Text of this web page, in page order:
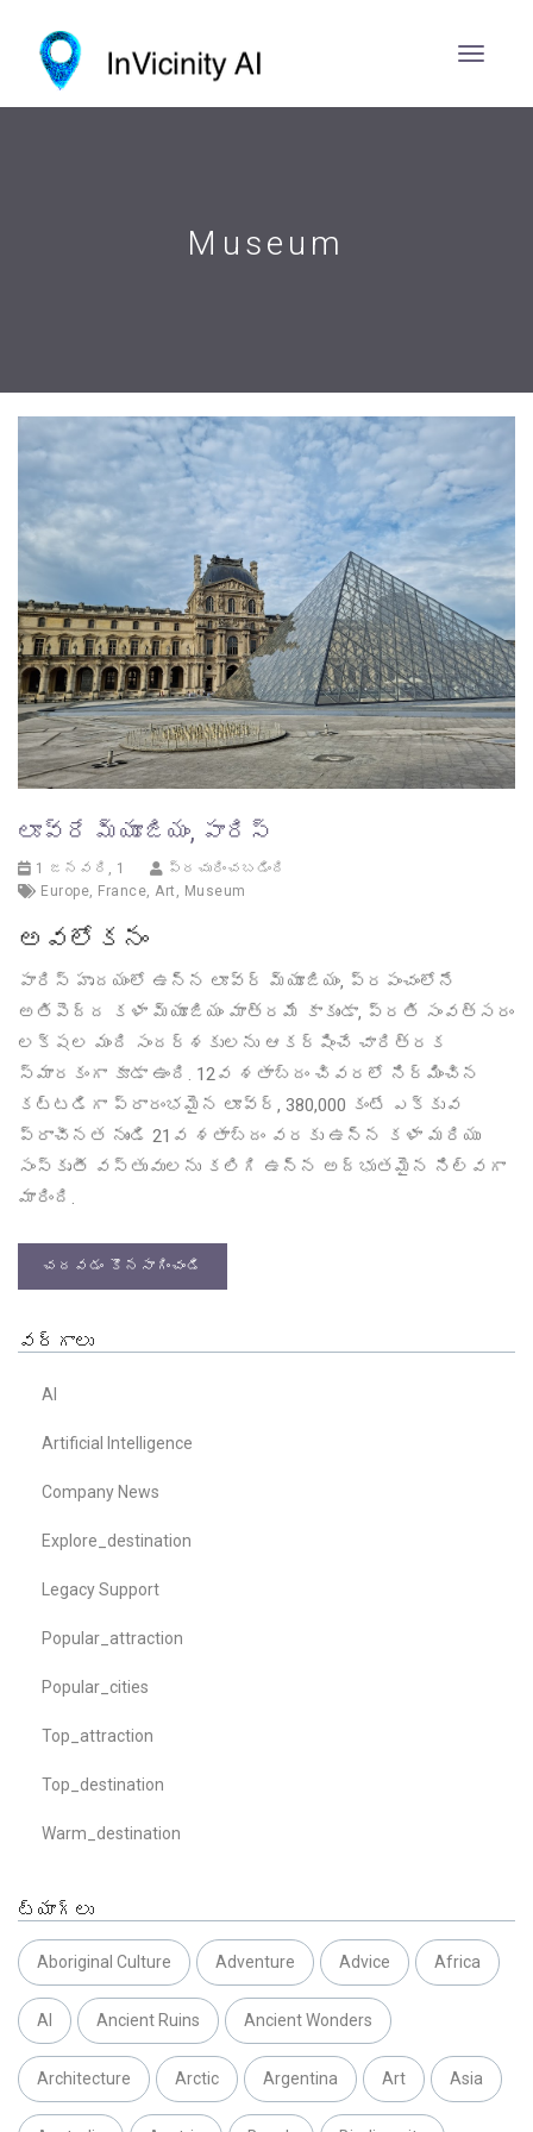
Museum
లూవ్రే మ్యూజియం, పారిస్
1 జనవరి, 1
ప్రచురించబడింది
Europe, France, Art , Museum
అవలోకనం
పారిస్ హృదయంలో ఉన్న లూవ్ర్ మ్యూజియం, ప్రపంచంలోనే
అతిపెద్ద కళా మ్యూజియం మాత్రమే కాకుండా, ప్రతి సంవత్సరం
లక్షల మంది సందర్శకులను ఆకర్షించే చారిత్రక
స్మారకంగా కూడా ఉంది. 12వ శతాబ్దం చివరలో నిర్మించిన
కట్టడిగా ప్రారంభమైన లూవ్ర్, 380,000 కంటే ఎక్కువ
ప్రాచీనత నుండి 21వ శతాబ్దం వరకు ఉన్న కళా మరియు
సంస్కృతీ వస్తువులను కలిగి ఉన్న అద్భుతమైన నిల్వగా
మారింది.
చదవడం కొనసాగించండి
వర్గాలు
AI
Artificial Intelligence
Company News
Explore_destination
Legacy Support
Popular_attraction
Popular_cities
Top_attraction
Top_destination
Warm_destination
ట్యాగ్లు
Aboriginal Culture Adventure Advice Africa
AI Ancient Ruins Ancient Wonders
Architecture Arctic Argentina Art Asia